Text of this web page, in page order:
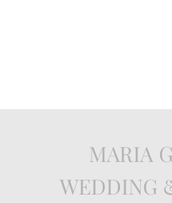
MARIA
WEDDING